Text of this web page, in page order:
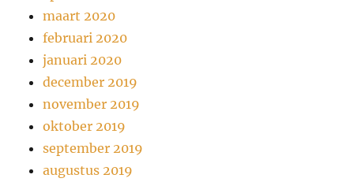
maart 2020
februari 2020
januari 2020
december 2019
november 2019
oktober 2019
september 2019
augustus 2019